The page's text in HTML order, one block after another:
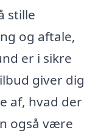
stille
og aftale,
er i sikre
giver dig
af, hvad der
også være